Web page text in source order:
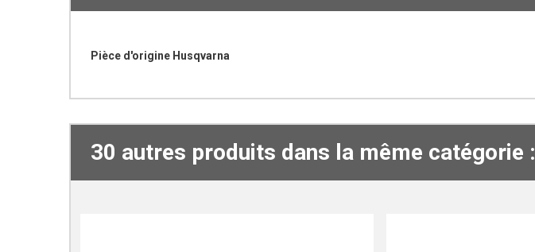
Pièce d'origine Husqvarna
30 autres produits dans la même catégorie :